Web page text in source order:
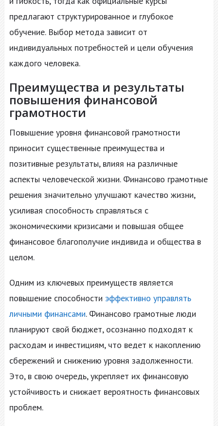
предлагают структурированное и глубокое
обучение. Выбор метода зависит от
индивидуальных потребностей и цели обучения
каждого человека.
Преимущества и результаты
повышения финансовой
грамотности
Повышение уровня финансовой грамотности
приносит существенные преимущества и
позитивные результаты, влияя на различные
аспекты человеческой жизни. Финансово грамотные
решения значительно улучшают качество жизни,
усиливая способность справляться с
экономическими кризисами и повышая общее
финансовое благополучие индивида и общества в
целом.
Одним из ключевых преимуществ является
повышение способности эффективно управлять
личными финансами. Финансово грамотные люди
планируют свой бюджет, осознанно подходят к
расходам и инвестициям, что ведет к накоплению
сбережений и снижению уровня задолженности.
Это, в свою очередь, укрепляет их финансовую
устойчивость и снижает вероятность финансовых
проблем.